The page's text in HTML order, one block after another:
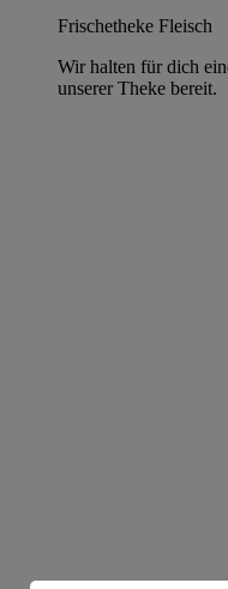
Frischetheke Fleisch
Wir halten für dich
unserer Theke bereit.